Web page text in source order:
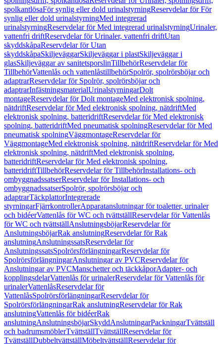
spolkantlösaFör synlig eller dold urinalstyrningReservdelar för För
synlig eller dold urinalstyrningMed integrerad
urinalstyrningReservdelar för Med integrerad urinalstyrningUrinaler,
vattenfri driftReservdelar för Urinaler, vattenfri driftUtan
skyddskåpaReservdelar för Utan
skyddskåpaSkiljeväggarSkiljeväggar i plastSkiljeväggar i
glasSkiljeväggar av sanitetsporslinTillbehörReservdelar för
TillbehörVattenlås och vattenlåstillbehörSpolrör, spolrörsböjar och
adaptrarReservdelar för Spolrör, spolrörsböjar och
adaptrarInfästningsmaterialUrinalstyrningarDolt
montageReservdelar för Dolt montageMed elektronisk spolning,
nätdriftReservdelar för Med elektronisk spolning, nätdriftMed
elektronisk spolning, batteridriftReservdelar för Med elektronisk
spolning, batteridriftMed pneumatisk spolningReservdelar för Med
pneumatisk spolningVäggmontageReservdelar för
VäggmontageMed elektronisk spolning, nätdriftReservdelar för Med
elektronisk spolning, nätdriftMed elektronisk spolning,
batteridriftReservdelar för Med elektronisk spolning,
batteridriftTillbehörReservdelar för TillbehörInstallations- och
ombyggnadssatserReservdelar för Installations- och
ombyggnadssatserSpolrör, spolrörsböjar och
adaptrarTäckplattorIntegrerade
styrningarFjärrkontrollerApparatanslutningar för toaletter, urinaler
och bidéerVattenlås för WC och tvättställReservdelar för Vattenlås
för WC och tvättställAnslutningsböjarReservdelar för
AnslutningsböjarRak anslutningReservdelar för Rak
anslutningAnslutningssatsReservdelar för
AnslutningssatsSpolrörsförlängningarReservdelar för
SpolrörsförlängningarAnslutningar av PVCReservdelar för
Anslutningar av PVCManschetter och täckkåporAdapter- och
kopplingsdelarVattenlås för urinalerReservdelar för Vattenlås för
urinalerVattenlåsReservdelar för
VattenlåsSpolrörsförlängningarReservdelar för
SpolrörsförlängningarRak anslutningReservdelar för Rak
anslutningVattenlås för bidéerRak
anslutningAnslutningsböjarSkyddAnslutningarPackningarTvättställ
och badrumsmöblerTvättställTvättställReservdelar för
TvättställDubbeltvättställMöbeltvättställReservdelar för